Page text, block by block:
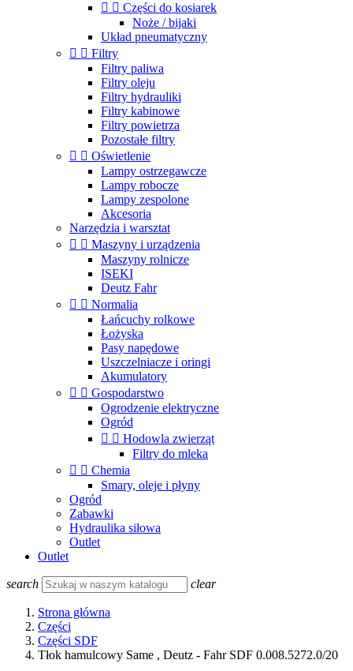
  Części do kosiarek
Noże / bijaki
Układ pneumatyczny
  Filtry
Filtry paliwa
Filtry oleju
Filtry hydrauliki
Filtry kabinowe
Filtry powietrza
Pozostałe filtry
  Oświetlenie
Lampy ostrzegawcze
Lampy robocze
Lampy zespolone
Akcesoria
Narzędzia i warsztat
  Maszyny i urządzenia
Maszyny rolnicze
ISEKI
Deutz Fahr
  Normalia
Łańcuchy rolkowe
Łożyska
Pasy napędowe
Uszczelniacze i oringi
Akumulatory
  Gospodarstwo
Ogrodzenie elektryczne
Ogród
  Hodowla zwierząt
Filtry do mleka
  Chemia
Smary, oleje i płyny
Ogród
Zabawki
Hydraulika siłowa
Outlet
Outlet
search clear
Strona główna
Części
Części SDF
Tłok hamulcowy Same , Deutz - Fahr SDF 0.008.5272.0/20